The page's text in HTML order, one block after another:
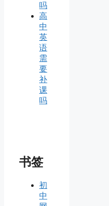
吗
高
中
英
语
需
要
补
课
吗
书签
初
中